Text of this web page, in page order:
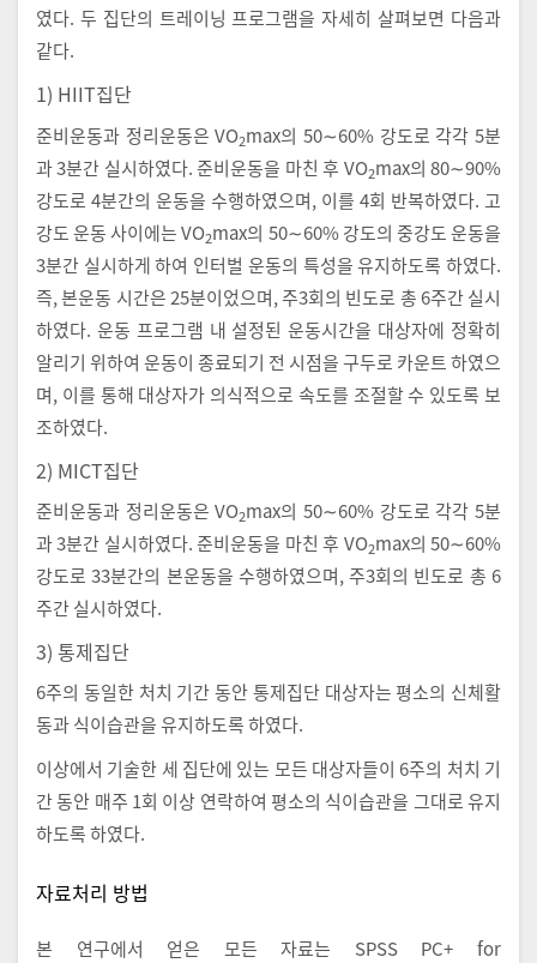
였다. 두 집단의 트레이닝 프로그램을 자세히 살펴보면 다음과
같다.
1) HIIT집단
준비운동과 정리운동은 VO2max의 50∼60% 강도로 각각 5분
과 3분간 실시하였다. 준비운동을 마친 후 VO2max의 80∼90%
강도로 4분간의 운동을 수행하였으며, 이를 4회 반복하였다. 고
강도 운동 사이에는 VO2max의 50∼60% 강도의 중강도 운동을
3분간 실시하게 하여 인터벌 운동의 특성을 유지하도록 하였다.
즉, 본운동 시간은 25분이었으며, 주3회의 빈도로 총 6주간 실시
하였다. 운동 프로그램 내 설정된 운동시간을 대상자에 정확히
알리기 위하여 운동이 종료되기 전 시점을 구두로 카운트 하였으
며, 이를 통해 대상자가 의식적으로 속도를 조절할 수 있도록 보
조하였다.
2) MICT집단
준비운동과 정리운동은 VO2max의 50∼60% 강도로 각각 5분
과 3분간 실시하였다. 준비운동을 마친 후 VO2max의 50∼60%
강도로 33분간의 본운동을 수행하였으며, 주3회의 빈도로 총 6
주간 실시하였다.
3) 통제집단
6주의 동일한 처치 기간 동안 통제집단 대상자는 평소의 신체활
동과 식이습관을 유지하도록 하였다.
이상에서 기술한 세 집단에 있는 모든 대상자들이 6주의 처치 기
간 동안 매주 1회 이상 연락하여 평소의 식이습관을 그대로 유지
하도록 하였다.
자료처리 방법
본 연구에서 얻은 모든 자료는 SPSS PC+ for